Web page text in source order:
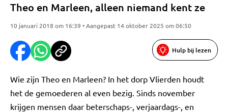
Theo en Marleen, alleen niemand kent ze
10 januari 2018 om 16:39 • Aangepast 14 oktober 2025 om 06:50
Hulp bij lezen
Wie zijn Theo en Marleen? In het dorp Vlierden houdt
het de gemoederen al even bezig. Sinds november
krijgen mensen daar beterschaps-, verjaardags-, en